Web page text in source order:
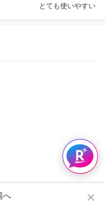
へ
とても使いやすい